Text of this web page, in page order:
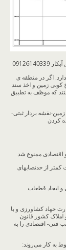
اگر در منطقه ی
کوبی زمین و اخذ سند
که موظف به تطبیق
نقشه بردار ثبتی-
کردن
اقتصادی ممنوع شد
از حدنصاب‏های
و ایجاد قطعات
1395/12/8 به پیشنهاد وزارت جهاد کشاورزی و با
کشور قانون
فنی- اقتصادی را به